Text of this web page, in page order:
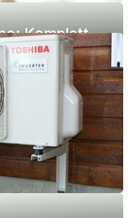
Komplett